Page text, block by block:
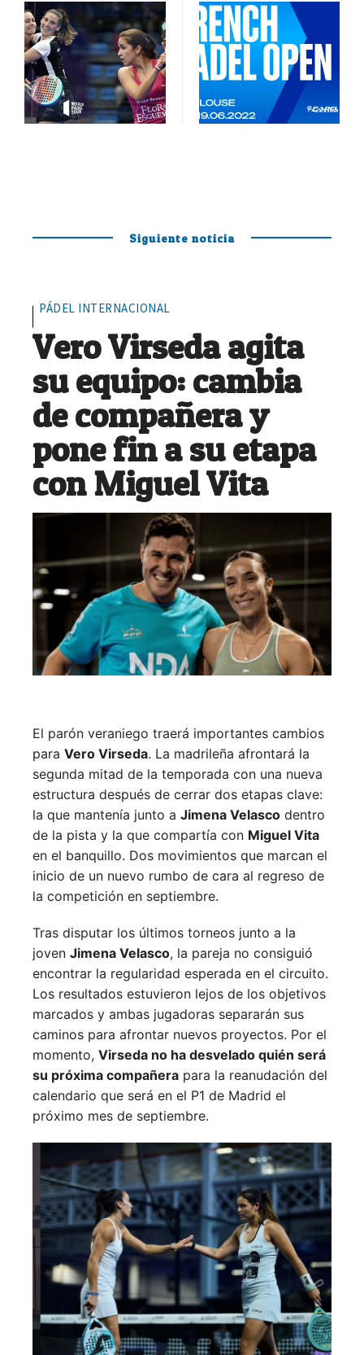
Siguiente noticia
PÁDEL INTERNACIONAL
Vero Virseda agita
su equipo: cambia
de compañera y
pone fin a su etapa
con Miguel Vita
El parón veraniego traerá importantes cambios
para Vero Virseda. La madrileña afrontará la
segunda mitad de la temporada con una nueva
estructura después de cerrar dos etapas clave:
la que mantenía junto a Jimena Velasco dentro
de la pista y la que compartía con Miguel Vita
en el banquillo. Dos movimientos que marcan el
inicio de un nuevo rumbo de cara al regreso de
la competición en septiembre.
Tras disputar los últimos torneos junto a la
joven Jimena Velasco, la pareja no consiguió
encontrar la regularidad esperada en el circuito.
Los resultados estuvieron lejos de los objetivos
marcados y ambas jugadoras separarán sus
caminos para afrontar nuevos proyectos. Por el
momento, Virseda no ha desvelado quién será
su próxima compañera para la reanudación del
calendario que será en el P1 de Madrid el
próximo mes de septiembre.